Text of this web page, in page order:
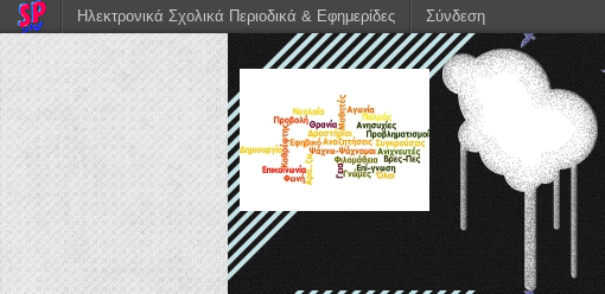
Ηλεκτρονικά Σχολικά Περιοδικά & Εφημερίδες Σύνδεση